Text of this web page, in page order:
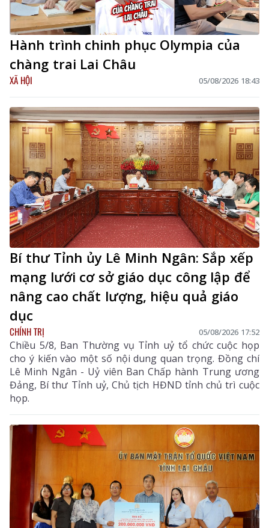
Hành trình chinh phục Olympia của
chàng trai Lai Châu
XÃ HỘI 05/08/2026 18:43
Bí thư Tỉnh ủy Lê Minh Ngân: Sắp xếp
mạng lưới cơ sở giáo dục công lập để
nâng cao chất lượng, hiệu quả giáo
dục
CHÍNH TRỊ 05/08/2026 17:52
Chiều 5/8, Ban Thường vụ Tỉnh uỷ tổ chức cuộc họp
cho ý kiến vào một số nội dung quan trọng. Đồng chí
Lê Minh Ngân - Uỷ viên Ban Chấp hành Trung ương
Đảng, Bí thư Tỉnh uỷ, Chủ tịch HĐND tỉnh chủ trì cuộc
họp.